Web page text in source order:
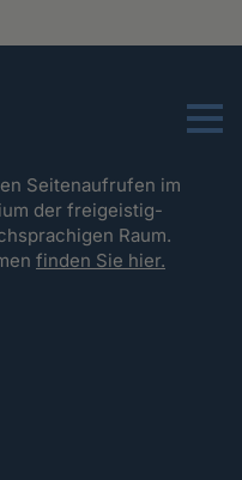
Menu
Seitenaufrufen im
der freigeistig-
Raum.
finden Sie hier.